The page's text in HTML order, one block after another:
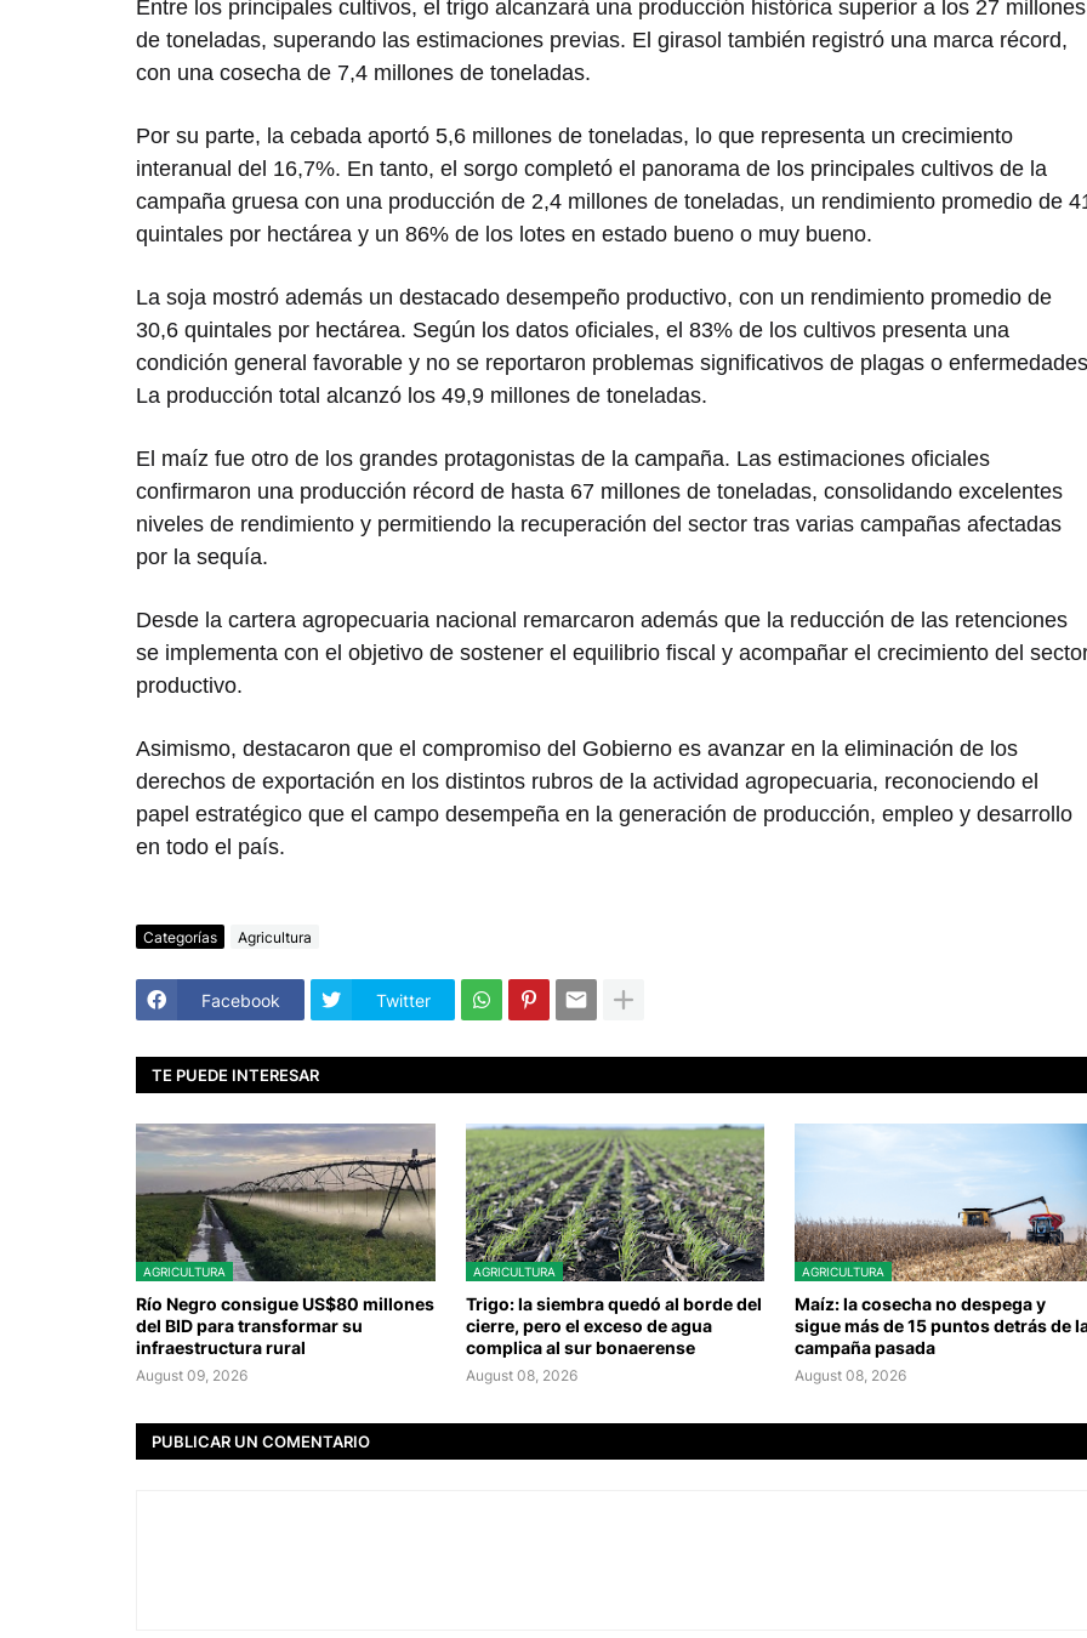
Entre los principales cultivos, el trigo alcanzará una producción histórica superior a los 27 millones
de toneladas, superando las estimaciones previas. El girasol también registró una marca récord,
con una cosecha de 7,4 millones de toneladas.
Por su parte, la cebada aportó 5,6 millones de toneladas, lo que representa un crecimiento
interanual del 16,7%. En tanto, el sorgo completó el panorama de los principales cultivos de la
campaña gruesa con una producción de 2,4 millones de toneladas, un rendimiento promedio de
quintales por hectárea y un 86% de los lotes en estado bueno o muy bueno.
La soja mostró además un destacado desempeño productivo, con un rendimiento promedio de
30,6 quintales por hectárea. Según los datos oficiales, el 83% de los cultivos presenta una
condición general favorable y no se reportaron problemas significativos de plagas o
La producción total alcanzó los 49,9 millones de toneladas.
El maíz fue otro de los grandes protagonistas de la campaña. Las estimaciones oficiales
confirmaron una producción récord de hasta 67 millones de toneladas, consolidando excelentes
niveles de rendimiento y permitiendo la recuperación del sector tras varias campañas afectadas
por la sequía.
Desde la cartera agropecuaria nacional remarcaron además que la reducción de las retenciones
se implementa con el objetivo de sostener el equilibrio fiscal y acompañar el crecimiento del
productivo.
Asimismo, destacaron que el compromiso del Gobierno es avanzar en la eliminación de los
derechos de exportación en los distintos rubros de la actividad agropecuaria, reconociendo el
papel estratégico que el campo desempeña en la generación de producción, empleo y desarrollo
en todo el país.
Categorías Agricultura
Facebook Twitter
TE PUEDE INTERESAR
AGRICULTURA
Río Negro consigue US$80 millones
del BID para transformar su
infraestructura rural
August 09, 2026
AGRICULTURA
Trigo: la siembra quedó al borde del
cierre, pero el exceso de agua
complica al sur bonaerense
August 08, 2026
AGRICULTURA
Maíz: la cosecha no despega y
sigue más de 15 puntos detrás de
campaña pasada
August 08, 2026
PUBLICAR UN COMENTARIO